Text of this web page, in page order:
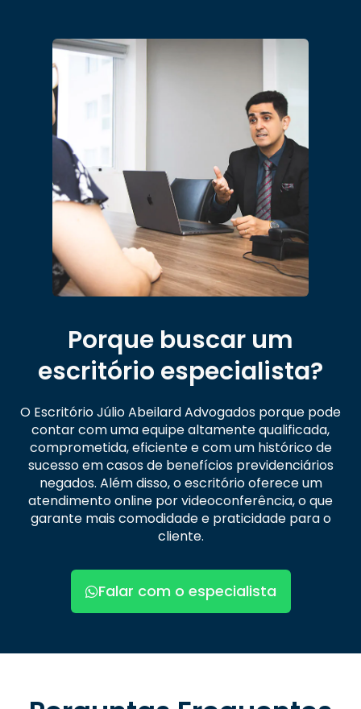
Porque buscar um
escritório especialista?
O Escritório Júlio Abeilard Advogados porque pode
contar com uma equipe altamente qualificada,
comprometida, eficiente e com um histórico de
sucesso em casos de benefícios previdenciários
negados. Além disso, o escritório oferece um
atendimento online por videoconferência, o que
garante mais comodidade e praticidade para o
cliente.
Falar com o especialista